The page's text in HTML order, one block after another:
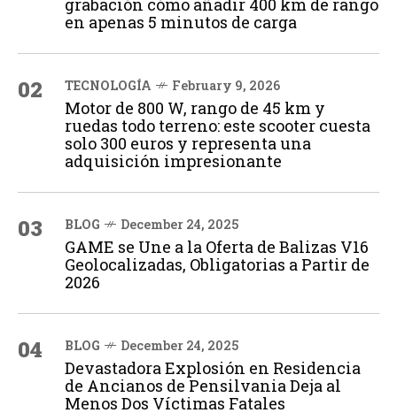
grabación cómo añadir 400 km de rango
en apenas 5 minutos de carga
02 TECNOLOGÍA February 9, 2026
Motor de 800 W, rango de 45 km y
ruedas todo terreno: este scooter cuesta
solo 300 euros y representa una
adquisición impresionante
03 BLOG December 24, 2025
GAME se Une a la Oferta de Balizas V16
Geolocalizadas, Obligatorias a Partir de
2026
04 BLOG December 24, 2025
Devastadora Explosión en Residencia
de Ancianos de Pensilvania Deja al
Menos Dos Víctimas Fatales